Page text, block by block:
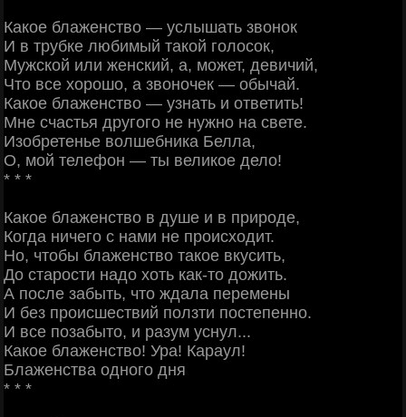
Какое блаженство — услышать звонок
И в трубке любимый такой голосок,
Мужской или женский, а, может, девичий,
Что все хорошо, а звоночек — обычай.
Какое блаженство — узнать и ответить!
Мне счастья другого не нужно на свете.
Изобретенье волшебника Белла,
О, мой телефон — ты великое дело!
* * *
Какое блаженство в душе и в природе,
Когда ничего с нами не происходит.
Но, чтобы блаженство такое вкусить,
До старости надо хоть как-то дожить.
А после забыть, что ждала перемены
И без происшествий ползти постепенно.
И все позабыто, и разум уснул...
Какое блаженство! Ура! Караул!
Блаженства одного дня
* * *